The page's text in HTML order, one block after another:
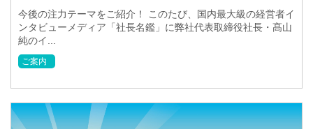
今後の注力テーマをご紹介！ このたび、国内最大級の経営者イ
ンタビューメディア「社長名鑑」に弊社代表取締役社長・髙山
純のイ...
ご案内